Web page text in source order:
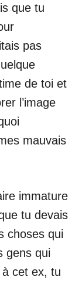
que tu
pas
de toi et
l’image
mauvais
immature
tu devais
choses qui
gens qui
à cet ex, tu